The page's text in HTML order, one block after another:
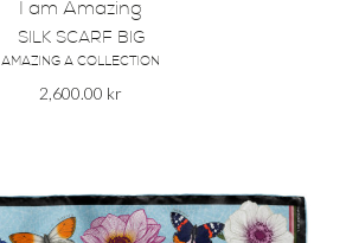
I am Amazing
SILK SCARF BIG
AMAZING A COLLECTION
2,600.00 kr